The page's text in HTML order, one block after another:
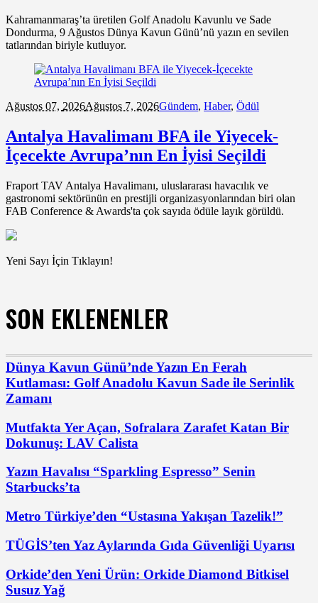
Kahramanmaraş’ta üretilen Golf Anadolu Kavunlu ve Sade
Dondurma, 9 Ağustos Dünya Kavun Günü’nü yazın en sevilen
tatlarından biriyle kutluyor.
Ağustos 07, 2026Ağustos 7, 2026Gündem, Haber, Ödül
Antalya Havalimanı BFA ile Yiyecek-
İçecekte Avrupa’nın En İyisi Seçildi
Fraport TAV Antalya Havalimanı, uluslararası havacılık ve
gastronomi sektörünün en prestijli organizasyonlarından biri olan
FAB Conference & Awards'ta çok sayıda ödüle layık görüldü.
Yeni Sayı İçin Tıklayın!
SON EKLENENLER
Dünya Kavun Günü’nde Yazın En Ferah
Kutlaması: Golf Anadolu Kavun Sade ile Serinlik
Zamanı
Mutfakta Yer Açan, Sofralara Zarafet Katan Bir
Dokunuş: LAV Calista
Yazın Havalısı “Sparkling Espresso” Senin
Starbucks’ta
Metro Türkiye’den “Ustasına Yakışan Tazelik!”
TÜGİS’ten Yaz Aylarında Gıda Güvenliği Uyarısı
Orkide’den Yeni Ürün: Orkide Diamond Bitkisel
Susuz Yağ